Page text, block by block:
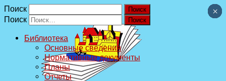
Поиск
Поиск
Библиотека
Основные сведения
Нормативные документы
Планы
Отчеты
×
×
×
×
×
×
×
×
×
×